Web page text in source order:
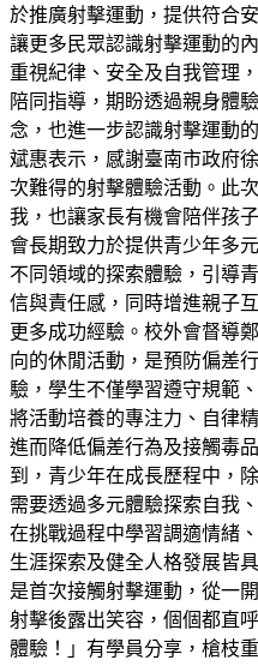
於推廣射擊運動，提供符合
讓更多民眾認識射擊運動的
重視紀律、安全及自我管理
陪同指導，期盼透過親身體
念，也進一步認識射擊運動
斌惠表示，感謝臺南市政府
次難得的射擊體驗活動。此
我，也讓家長有機會陪伴孩
會長期致力於提供青少年多
不同領域的探索體驗，引導
信與責任感，同時增進親子
更多成功經驗。校外會督導
向的休閒活動，是預防偏差
驗，學生不僅學習遵守規範
將活動培養的專注力、自律
進而降低偏差行為及接觸毒
到，青少年在成長歷程中，
需要透過多元體驗探索自我
在挑戰過程中學習調適情緒
生涯探索及健全人格發展皆
是首次接觸射擊運動，從一
射擊後露出笑容，個個都直
體驗！」有學員分享，槍枝